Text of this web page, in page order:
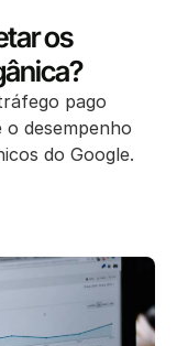
os
pago
desempenho
do Google.